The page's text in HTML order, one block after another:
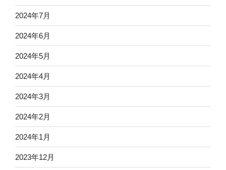
2024年7月
2024年6月
2024年5月
2024年4月
2024年3月
2024年2月
2024年1月
2023年12月